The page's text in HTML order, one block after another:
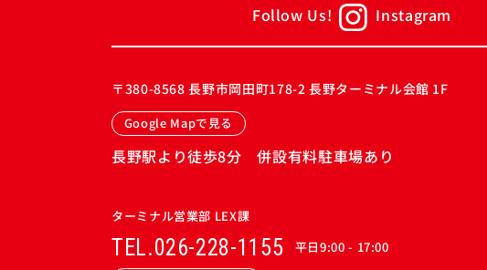
Follow Us! Instagram
〒380-8568長野市岡田町178-2 長野ターミナル会館 1F
Google Mapで見る
長野駅より徒歩8分 併設有料駐車場あり
ターミナル営業部 LEX課
TEL.026-228-1155
平日9:00 - 17:00